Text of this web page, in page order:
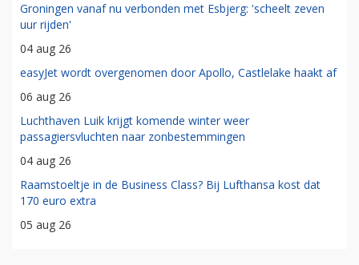
Groningen vanaf nu verbonden met Esbjerg: 'scheelt zeven
uur rijden'
04 aug 26
easyJet wordt overgenomen door Apollo, Castlelake haakt af
06 aug 26
Luchthaven Luik krijgt komende winter weer
passagiersvluchten naar zonbestemmingen
04 aug 26
Raamstoeltje in de Business Class? Bij Lufthansa kost dat
170 euro extra
05 aug 26